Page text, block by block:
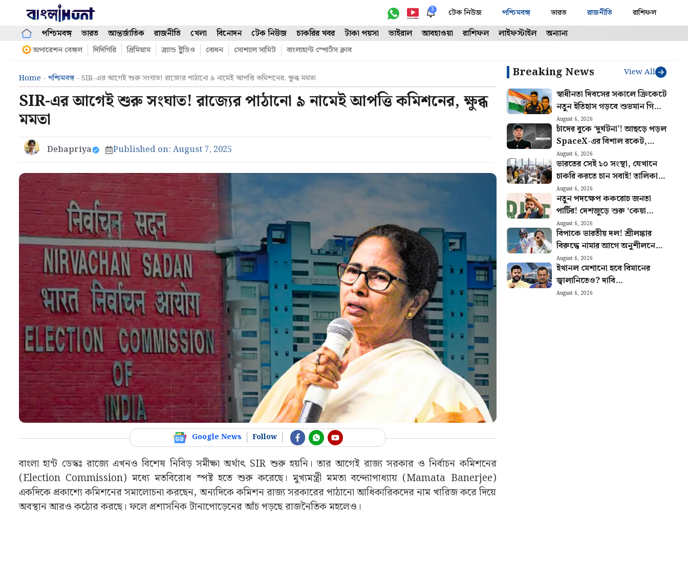
content
3 টেক নিউজ পশ্চিমবঙ্গ ভারত রাজনীতি রাশিফল
পশ্চিমবঙ্গ ভারত আন্তর্জাতিক রাজনীতি খেলা বিনোদন টেক নিউজ চাকরির খবর টাকা পয়সা ভাইরাল আবহাওয়া রাশিফল লাইফস্টাইল অন্যান্য
অপারেশন বেঙ্গল দিদিগিরি প্রিমিয়াম ব্র্যান্ড ষ্টুডিও বোধন সোশ্যাল সামিট বাংলাহান্ট স্পোর্টস ক্লাব
Home - পশ্চিমবঙ্গ- SIR-এর আগেই শুরু সংঘাত! রাজ্যের পাঠানো ৯ নামেই আপত্তি কমিশনের, ক্ষুব্ধ মমতা
SIR-এর আগেই শুরু সংঘাত! রাজ্যের পাঠানো ৯ নামেই আপত্তি কমিশনের, ক্ষুব্ধ
মমতা
Debapriya Published on: August 7, 2025
Google News Follow
বাংলা হান্ট ডেস্কঃ রাজ্যে এখনও বিশেষ নিবিড় সমীক্ষা অর্থাৎ SIR শুরু হয়নি। তার আগেই রাজ্য সরকার ও নির্বাচন কমিশনের
(Election Commission) মধ্যে মতবিরোধ স্পষ্ট হতে শুরু করেছে। মুখ্যমন্ত্রী মমতা বন্দ্যোপাধ্যায় (Mamata Banerjee)
একদিকে প্রকাশ্যে কমিশনের সমালোচনা করছেন, অন্যদিকে কমিশন রাজ্য সরকারের পাঠানো আধিকারিকদের নাম খারিজ করে দিয়ে
অবস্থান আরও কঠোর করছে। ফলে প্রশাসনিক টানাপোড়েনের আঁচ পড়ছে রাজনৈতিক মহলেও।
Breaking News View All
স্বাধীনতা দিবসের সকালে ক্রিকেটে
নতুন ইতিহাস গড়বে শুভমান গিলের
ভারত! আগেই হুঙ্কার ছাড়লেন গম্ভীর
August 6, 2026
চাঁদের বুকে ‘দুর্ঘটনা’! আছড়ে পড়ল
SpaceX-এর বিশাল রকেট,
টেলিস্কোপে ধরা পড়ল দৃশ্য
August 6, 2026
ভারতের সেই ১০ সংস্থা, যেখানে
চাকরি করতে চান সবাই! তালিকায়
রয়েছে বড় চমক
August 6, 2026
নতুন পদক্ষেপ ককরোচ জনতা
পার্টির! দেশজুড়ে শুরু ‘কেয়া
বোলতি পাবলিক’ কর্মসূচি, ঘোষণা
অভিজিতের
August 6, 2026
বিপাকে ভারতীয় দল! শ্রীলঙ্কার
বিরুদ্ধে নামার আগে অনুশীলনে
দুইবার চোট পেলেন ক্যাপ্টেন
শুভমান গিল
August 6, 2026
ইথানল মেশানো হবে বিমানের
জ্বালানিতেও? দাবি
কেজরিওয়ালের, কী প্রতিক্রিয়া
August 6, 2026